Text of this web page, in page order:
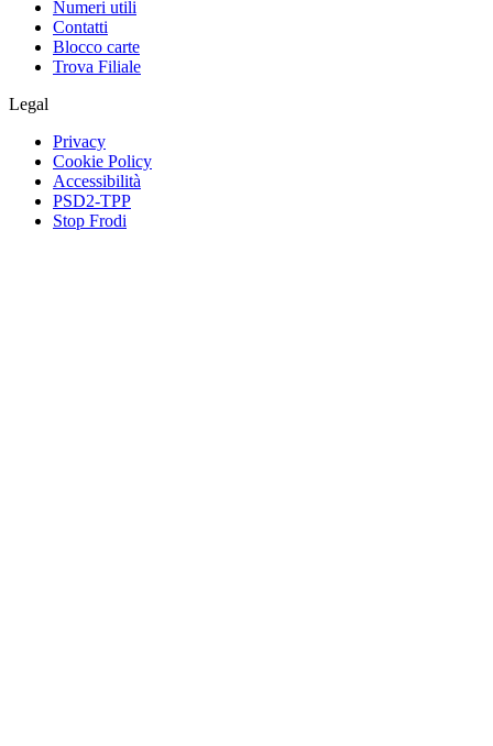
Numeri utili
Contatti
Blocco carte
Trova Filiale
Legal
Privacy
Cookie Policy
Accessibilità
PSD2-TPP
Stop Frodi